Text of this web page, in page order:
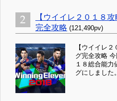
【ウイイレ２０１８
完全攻略 (121,490pv)
【ウイイレ
グ完全攻略
１８総合能力
グにしました